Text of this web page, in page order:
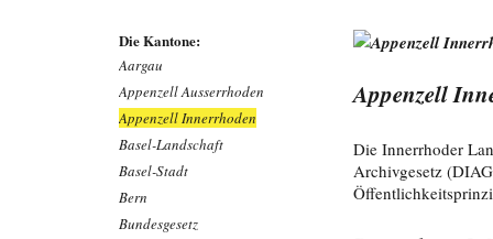
Die Kantone:
Aargau
Appenzell Ausserrhoden
Appenzell Innerrhoden
Basel-Landschaft
Basel-Stadt
Bern
Bundesgesetz
Appenzell
Die Innerrhoder
Archivgesetz